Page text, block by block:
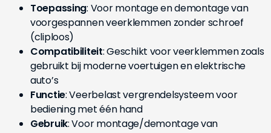
Toepassing: Voor montage en demontage van
voorgespannen veerklemmen zonder schroef
(cliploos)
Compatibiliteit: Geschikt voor veerklemmen zoals
gebruikt bij moderne voertuigen en elektrische
auto’s
Functie: Veerbelast vergrendelsysteem voor
bediening met één hand
Gebruik: Voor montage/demontage van